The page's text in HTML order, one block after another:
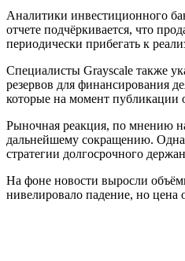
Аналитики инвестиционного
отчете подчёркивается, что
периодически прибегать к
Специалисты Grayscale также
резервов для финансирования
которые на момент публикации
Рыночная реакция, по мнению
дальнейшему сокращению.
стратегии долгосрочного
На фоне новости выросли
нивелировало падение, но цена